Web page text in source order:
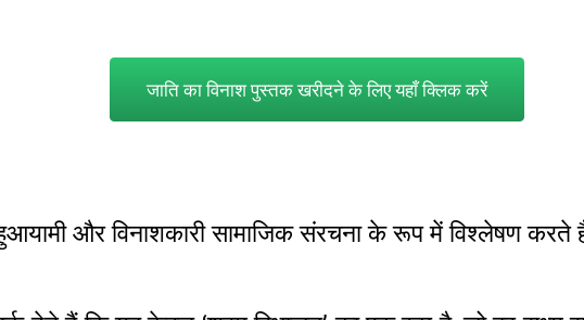
जाति का विनाश पुस्तक खरीदने के लिए यहाँ क्लिक करें
और विनाशकारी सामाजिक संरचना के रूप में विश्लेषण करते